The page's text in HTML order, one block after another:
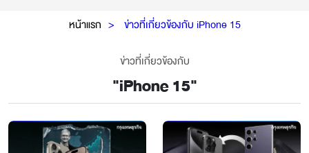
หน้าแรก ข่าวที่เกี่ยวข้องกับ iPhone 15
ข่าวที่เกี่ยวข้องกับ
"iPhone 15"